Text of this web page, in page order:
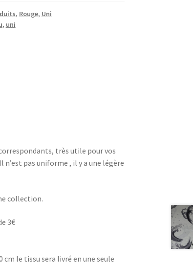
, Rouge, Uni
, uni
très utile pour vos
pas uniforme , il y a une légère
collection.
3€
cm le tissu sera livré en une seule